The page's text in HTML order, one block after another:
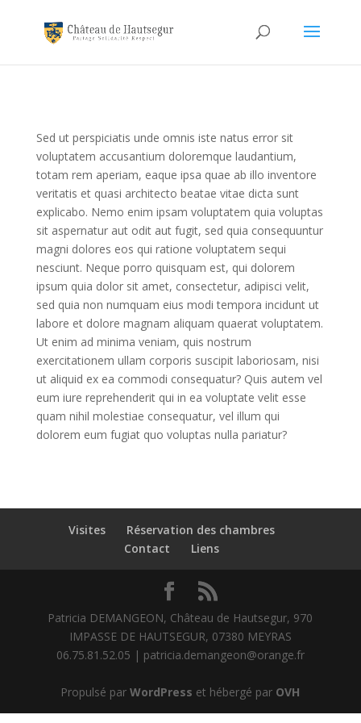
Sed ut perspiciatis unde omnis iste natus error sit
voluptatem accusantium doloremque laudantium,
totam rem aperiam, eaque ipsa quae ab illo inventore
veritatis et quasi architecto beatae vitae dicta sunt
explicabo. Nemo enim ipsam voluptatem quia voluptas
sit aspernatur aut odit aut fugit, sed quia consequuntur
magni dolores eos qui ratione voluptatem sequi
nesciunt. Neque porro quisquam est, qui dolorem
ipsum quia dolor sit amet, consectetur, adipisci velit,
sed quia non numquam eius modi tempora incidunt ut
labore et dolore magnam aliquam quaerat voluptatem.
Ut enim ad minima veniam, quis nostrum
exercitationem ullam corporis suscipit laboriosam, nisi
ut aliquid ex ea commodi consequatur? Quis autem vel
eum iure reprehenderit qui in ea voluptate velit esse
quam nihil molestiae consequatur, vel illum qui
dolorem eum fugiat quo voluptas nulla pariatur?
Visites
Réservation des chambres
Contact
Liens
Patricia DEMANGEON, Château de Hautsegur, 970
IMPASSE DE HAUTSEGUR, 07380 MEYRAS
06.75.81.52.05 | patricia.demangeon@orange.fr
Propulsé parWordPress et hébergé par OVH